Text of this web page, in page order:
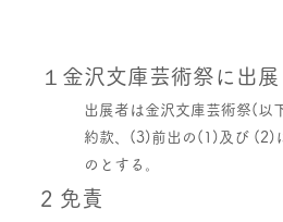
１金沢文庫芸術祭に出
出展者は金沢文庫芸術祭(以
約款、(3)前出の(1)及び (2)
のとする。
2 免責